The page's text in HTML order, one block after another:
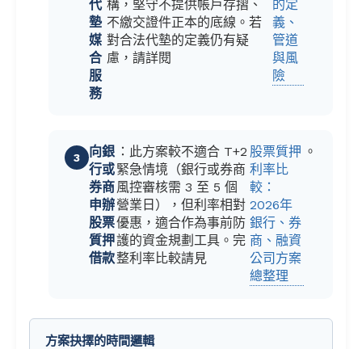
代
墊
媒
合
服
務
構，堅守不提供帳戶存摺、
不繳交證件正本的底線。若
對合法代墊的定義仍有疑
慮，請詳閱
的定
義、
管道
與風
險
向銀
行或
券商
申辦
股票
質押
借款
：此方案較不適合 T+2
緊急情境（銀行或券商
風控審核需 3 至 5 個
營業日），但利率相對
優惠，適合作為事前防
護的資金規劃工具。完
整利率比較請見
股票質押
利率比
較：
2026年
銀行、券
商、融資
公司方案
總整理
。
方案抉擇的時間邏輯